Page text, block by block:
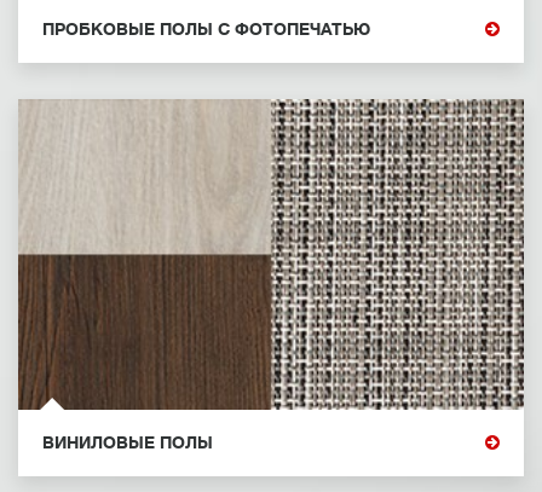
ПРОБКОВЫЕ ПОЛЫ С ФОТОПЕЧАТЬЮ
ВИНИЛОВЫЕ ПОЛЫ